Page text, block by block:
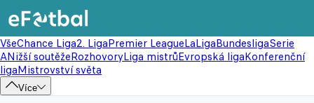
VšeChance Liga2. LigaPremier LeagueLaLigaBundesligaSerie
ANižší soutěžeRozhovoryLiga mistrůEvropská ligaKonferenční
ligaMistrovství světa
Více